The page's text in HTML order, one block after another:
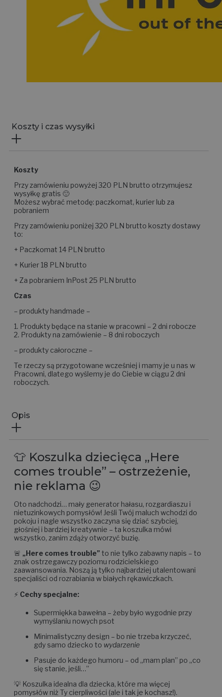
Koszty i czas wysyłki
Koszty
Przy zamówieniu powyżej 320 PLN brutto otrzymujesz
wysyłkę gratis 🙂
Możesz wybrać metodę: paczkomat, kurier lub za
pobraniem
Przy zamówieniu poniżej 320 PLN brutto koszty dostawy
to:
+ Paczkomat 14 PLN brutto
+ Kurier 18 PLN brutto
+ Za pobraniem InPost 25 PLN brutto
Czas
– produkty handmade –
1. Produkty będące na stanie w pracowni – 2 dni robocze
2. Produkty na zamówienie – 8 dni roboczych
– produkty całoroczne –
Te rzeczy są przygotowane wcześniej i mamy je u nas w
Pracowni, dlatego wyślemy je do Ciebie w ciągu 2 dni
roboczych.
Opis
👕 Koszulka dziecięca „Here
comes trouble” – ostrzeżenie,
nie reklama 😉
Oto nadchodzi… mały generator hałasu, rozgardiaszu i
nietuzinkowych pomysłów! Jeśli Twój maluch wchodzi do
pokoju i nagle wszystko zaczyna się dziać szybciej,
głośniej i bardziej kreatywnie – ta koszulka mówi
wszystko, zanim zdąży otworzyć buzię.
🚨 „Here comes trouble” to nie tylko zabawny napis – to
znak ostrzegawczy poziomu rodzicielskiego
zaawansowania. Noszą ją tylko najbardziej utalentowani
specjaliści od rozrabiania w białych rękawiczkach.
⚡ Cechy specjalne:
Supermiękka bawełna – żeby było wygodnie przy
wymyślaniu nowych psot
Minimalistyczny design – bo nie trzeba krzyczeć,
gdy samo dziecko to wydarzenie
Pasuje do każdego humoru – od „mam plan” po „co
się stanie, jeśli…”
💡 Koszulka idealna dla dziecka, które ma więcej
pomysłów niż Ty cierpliwości (ale i tak je kochasz!).